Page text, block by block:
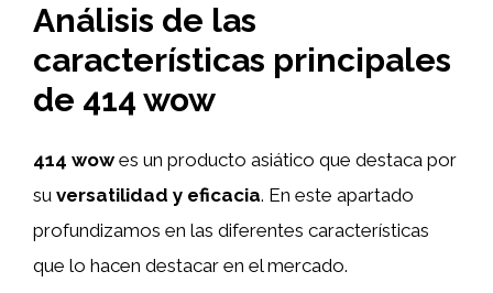
Análisis de las
características principales
de 414 wow
414 wow es un producto asiático que destaca por
su versatilidad y eficacia. En este apartado
profundizamos en las diferentes características
que lo hacen destacar en el mercado.